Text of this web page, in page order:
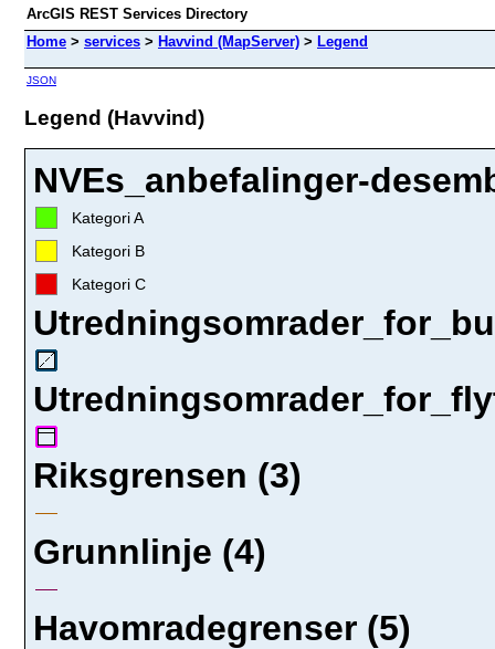
ArcGIS REST Services Directory
Home > services > Havvind (MapServer) > Legend
JSON
Legend (Havvind)
NVEs_anbefalinger-
Kategori A
Kategori B
Kategori C
Riksgrensen (3)
Grunnlinje (4)
Havomradegrenser (5)